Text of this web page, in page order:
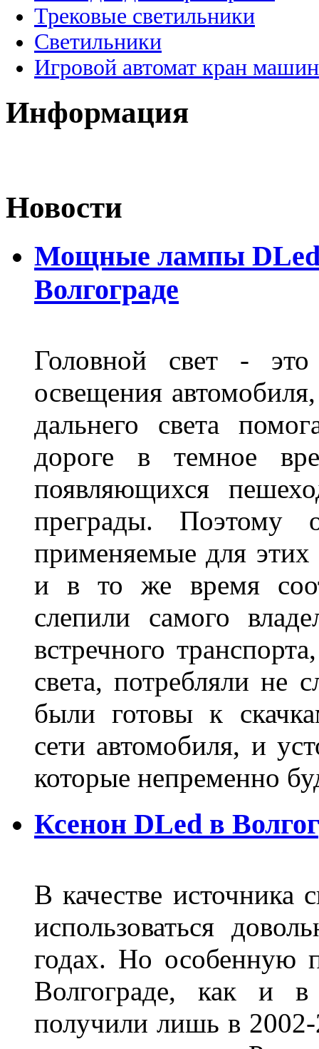
Трековые светильники
Светильники
Игровой автомат кран
Информация
Новости
Мощные лампы DLed
Волгограде
Головной свет -
освещения
дальнего света
дороге в темное
появляющихся
преграды. Поэтому
применяемые для
и в то же время
слепили самого
встречного
света, потребляли не
были готовы к
сети автомобиля, и
которые непременно
Ксенон DLed в
В качестве источника
использоваться
годах. Но особенную
Волгограде, как и
получили лишь в